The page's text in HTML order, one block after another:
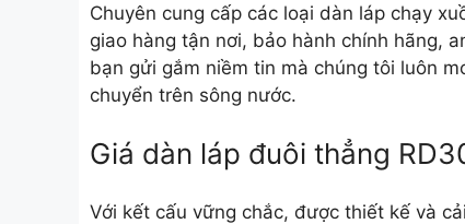
Chuyên cung cấp các loại dàn láp chạy
giao hàng tận nơi, bảo hành chính hãng,
bạn gửi gắm niềm tin mà chúng tôi luôn
chuyển trên sông nước.
Giá dàn láp đuôi thẳng
Với kết cấu vững chắc, được thiết kế và